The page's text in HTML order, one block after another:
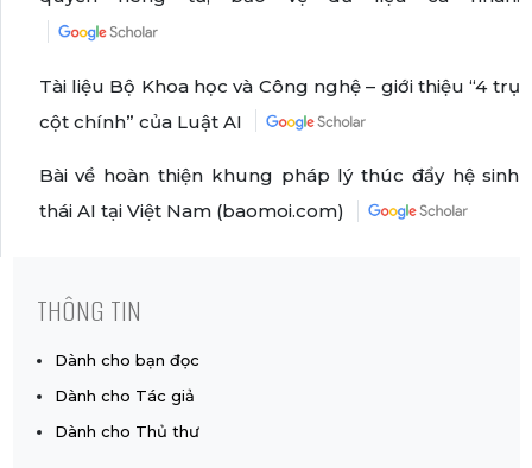
Tài liệu Bộ Khoa học và Công nghệ – giới thiệu “4 trụ
cột chính” của Luật AI
Bài về hoàn thiện khung pháp lý thúc đẩy hệ sinh
thái AI tại Việt Nam (baomoi.com)
THÔNG TIN
Dành cho bạn đọc
Dành cho Tác giả
Dành cho Thủ thư